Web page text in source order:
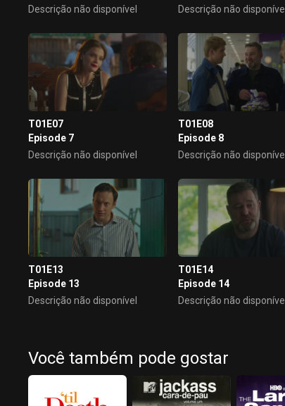
Descrição não disponível
Descrição não disponível
T01E07
Episode 7
Descrição não disponível
T01E08
Episode 8
Descrição não disponível
T01E13
Episode 13
Descrição não disponível
T01E14
Episode 14
Descrição não disponível
Você também pode gostar